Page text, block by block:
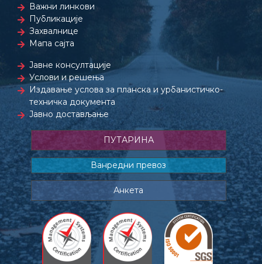
Важни линкови
Публикације
Захвалнице
Мапа сајта
Јавне консултације
Услови и решења
Издавање услова за планска и урбанистичко-
техничка документа
Јавно достављање
ПУТАРИНА
Ванредни превоз
Анкета